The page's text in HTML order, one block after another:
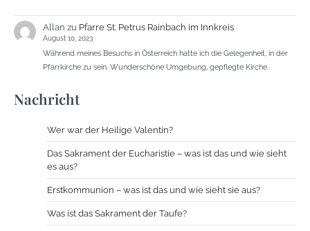
Allan zu Pfarre St. Petrus Rainbach im Innkreis
August 10, 2023
Während meines Besuchs in Österreich hatte ich die Gelegenheit, in der
Pfarrkirche zu sein. Wunderschöne Umgebung, gepflegte Kirche.
Nachricht
Wer war der Heilige Valentin?
Das Sakrament der Eucharistie – was ist das und wie sieht
es aus?
Erstkommunion – was ist das und wie sieht sie aus?
Was ist das Sakrament der Taufe?